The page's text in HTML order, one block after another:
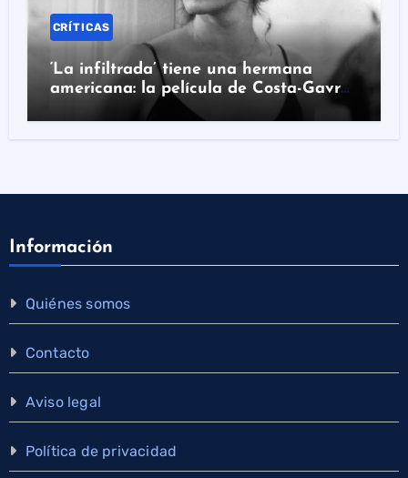
CRÍTICAS
‘La infiltrada’ tiene una hermana
americana: la película de Costa-Gavras
que hay que ver en Prime Video
Información
Quiénes somos
Contacto
Aviso legal
Política de privacidad